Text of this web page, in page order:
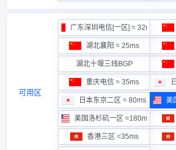
可用区
广东深圳电信[一区] ≈ 32ms
湖北襄阳 ≈ 25ms
湖北十堰三线BGP
重庆电信 ≈ 35ms
日本东京二区 ≈ 80ms 美
美国洛杉矶一区 ≈180ms
香港三区 ≈35ms